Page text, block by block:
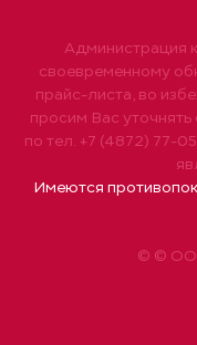
© ©
Администрация
своевременному
прайс-листа, во
просим Вас
по тел. +7 (4872) 77-
Имеются